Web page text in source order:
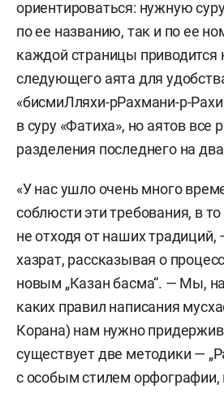
ориентироваться: нужную
по ее названию, так и по ее
каждой страницы приводится
следующего аята для
«бисмиЛляхи-рРахмани-р-
в суру «Фатиха», но аятов все
разделения последнего на
«У нас ушло очень много
соблюсти эти требования, в
не отходя от наших
хазрат, рассказывая о
новым „Казан басма“. — Мы,
каких правил написания
Корана) нам нужно
существует две методики —
с особым стилем орфографии,